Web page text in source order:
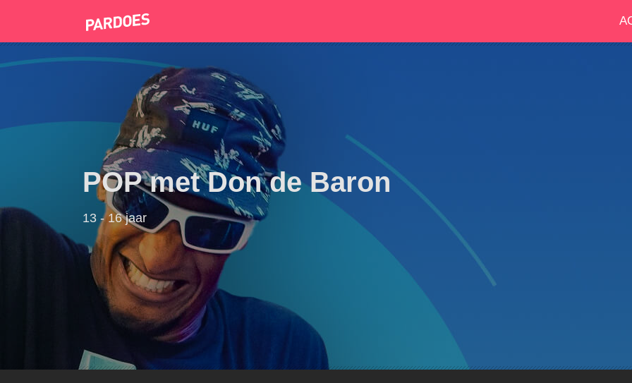
POP met Don de Baron
13 - 16 jaar